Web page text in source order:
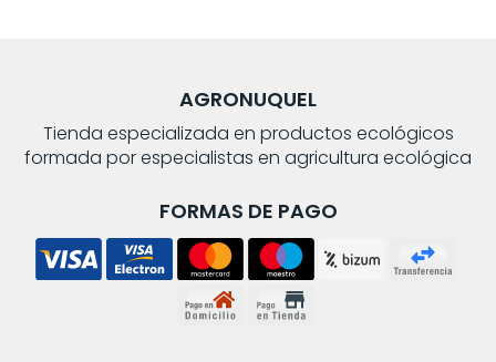
AGRONUQUEL
Tienda especializada en productos ecológicos
formada por especialistas en agricultura ecológica
FORMAS DE PAGO